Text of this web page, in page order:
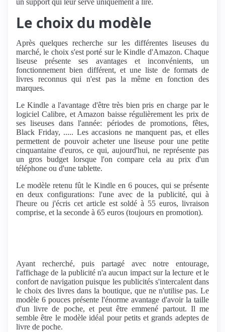
un support qui leur serve uniquement à lire.
Le choix du modèle
Après quelques recherche sur les différentes liseuses du
marché, le choix s'est porté sur le Kindle d'Amazon. Chaque
liseuse présente ses avantages et inconvénients, un
fonctionnement bien différent, et une liste de formats de
livres reconnus qui n'est pas la même en fonction des
marques.
Le Kindle a l'avantage d'être très bien pris en charge par le
logiciel Calibre, et Amazon baisse régulièrement les prix de
ses liseuses dans l'année: périodes de promotions, fêtes,
Black Friday, ..... Les accasions ne manquent pas, et elles
permettent de pouvoir acheter une liseuse pour une petite
cinquantaine d'euros, ce qui, aujourd'hui, ne représente pas
un gros budget lorsque l'on compare cela au prix d'un
téléphone ou d'une tablette.
Le modèle retenu fût le Kindle en 6 pouces, qui se présente
en deux configurations: l'une avec de la publicité, qui à
l'heure ou j'écris cet article est soldé à 55 euros, livraison
comprise, et la seconde à 65 euros (toujours en promotion).
Ayant recherché, puis partagé avec notre entourage,
l'affichage de la publicité n'a aucun impact sur la lecture et le
confort de navigation puisque les publicités s'intercalent dans
le choix des livres dans la boutique, que ne n'utilise pas. Le
modèle 6 pouces présente l'énorme avantage d'avoir la taille
d'un livre de poche, et peut être emmené partout. Il me
semble être le modèle idéal pour petits et grands adeptes de
livre de poche.